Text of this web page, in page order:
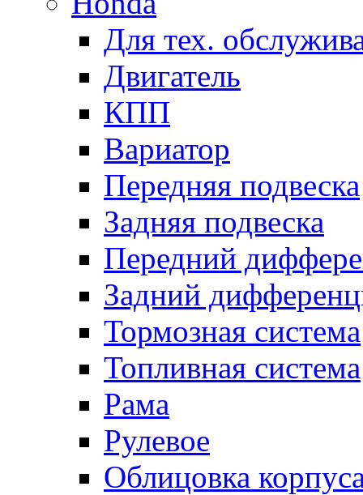
Для тех.
Двигатель
КПП
Вариатор
Передняя подвеска
Задняя подвеска
Передний
Задний
Тормозная система
Топливная система
Рама
Рулевое
Облицовка